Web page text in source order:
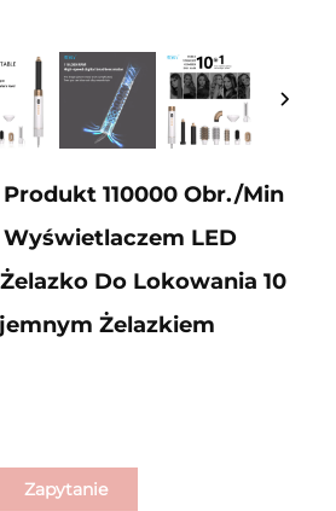
Produkt 110000 Obr./min
Wyświetlaczem LED
Do Lokowania 10
Żelazkiem
Zapytanie